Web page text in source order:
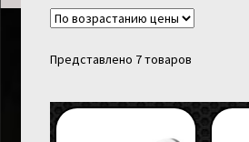
Представлено 7 товаров